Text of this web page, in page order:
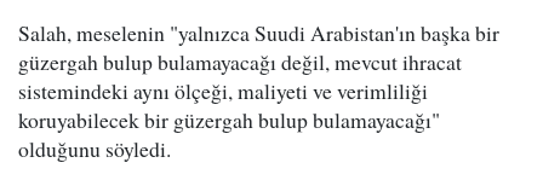
Salah, meselenin "yalnızca Suudi Arabistan'ın başka bir
güzergah bulup bulamayacağı değil, mevcut ihracat
sistemindeki aynı ölçeği, maliyeti ve verimliliği
koruyabilecek bir güzergah bulup bulamayacağı"
olduğunu söyledi.